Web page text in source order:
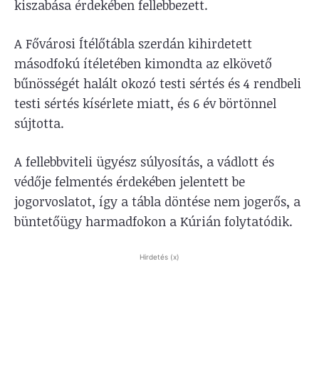
kiszabása érdekében fellebbezett.
A Fővárosi Ítélőtábla szerdán kihirdetett
másodfokú ítéletében kimondta az elkövető
bűnösségét halált okozó testi sértés és 4 rendbeli
testi sértés kísérlete miatt, és 6 év börtönnel
sújtotta.
A fellebbviteli ügyész súlyosítás, a vádlott és
védője felmentés érdekében jelentett be
jogorvoslatot, így a tábla döntése nem jogerős, a
büntetőügy harmadfokon a Kúrián folytatódik.
Hirdetés (x)